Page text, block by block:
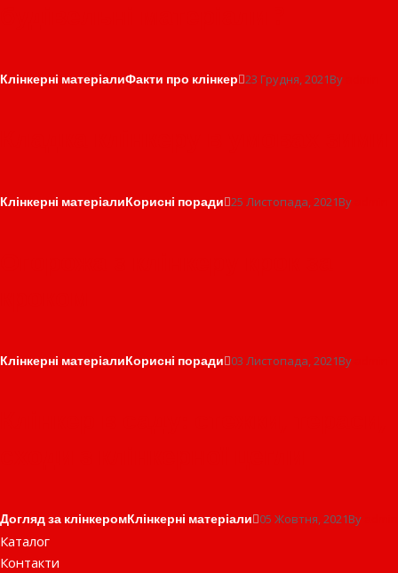
Клінкерні матеріалиФакти про клінкер 23 Грудня, 2021By
Клінкерні матеріалиКорисні поради 25 Листопада, 2021By
Клінкерні матеріалиКорисні поради 03 Листопада, 2021By
Догляд за клінкеромКлінкерні матеріали 05 Жовтня, 2021By
Каталог
Контакти